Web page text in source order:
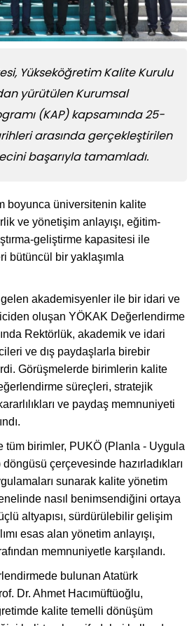
Yükseköğretim Kalite Kurulu
yürütülen Kurumsal
(KAP) kapsamında 25-
arasında gerçekleştirilen
başarıyla tamamladı.
boyunca üniversitenin kalite
ve yönetişim anlayışı, eğitim-
geliştirme kapasitesi ile
bütüncül bir yaklaşımla
akademisyenler ile bir idari ve
oluşan YÖKAK Değerlendirme
Rektörlük, akademik ve idari
ve dış paydaşlarla birebir
Görüşmelerde birimlerin kalite
süreçleri, stratejik
ve paydaş memnuniyeti
tüm birimler, PUKÖ (Planla - Uygula
çerçevesinde hazırladıkları
sunarak kalite yönetim
nasıl benimsendiğini ortaya
altyapısı, sürdürülebilir gelişim
esas alan yönetim anlayışı,
memnuniyetle karşılandı.
bulunan Atatürk
Dr. Ahmet Hacımüftüoğlu,
kalite temelli dönüşüm